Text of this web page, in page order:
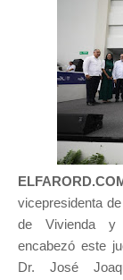
vicepresidenta
de Vivienda y
encabezó este
Dr. José